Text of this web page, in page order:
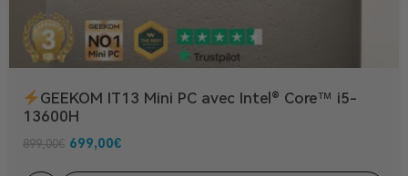
GEEKOM IT13 Mini PC avec Intel® Core™ i5-
13600H
899,00€ 699,00€